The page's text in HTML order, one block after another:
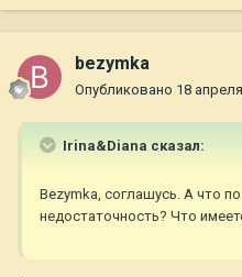
bezymka
Опубликовано 18
Irina&Diana сказал:
Bezуmka, соглашусь. А что
недостаточность? Что